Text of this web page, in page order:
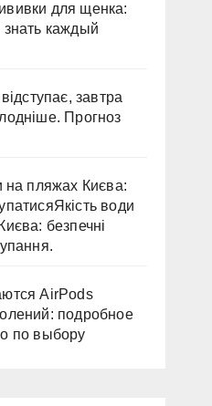
для щенка:
знать каждый
завтра
Прогноз
на пляжах Києва:
води
безпечні
AirPods
подробное
по выбору